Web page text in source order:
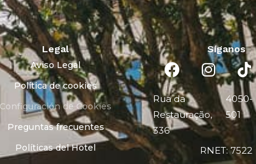
Legal
Aviso Legal
Política de cookies
Configuración de Cookies
Preguntas frecuentes
Políticas del Hotel
Síganos
Rua da
Restauração,
336
4050-
501
RNET: 7522